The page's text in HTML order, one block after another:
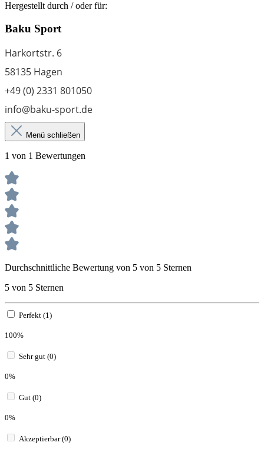
Hergestellt durch / oder für:
Baku Sport
Harkortstr. 6
58135 Hagen
+49 (0) 2331 801050
info@baku-sport.de
Menü schließen
1 von 1 Bewertungen
Durchschnittliche Bewertung von 5 von 5 Sternen
5 von 5 Sternen
Perfekt (1)
100%
Sehr gut (0)
0%
Gut (0)
0%
Akzeptierbar (0)